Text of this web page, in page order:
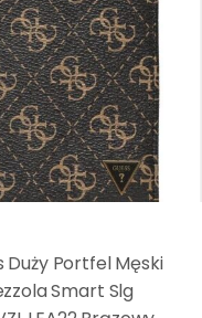
Duży Portfel Męski
Smart Slg